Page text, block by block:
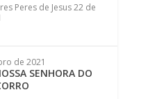
Peres de Jesus22 de
de 2021
SENHORA DO